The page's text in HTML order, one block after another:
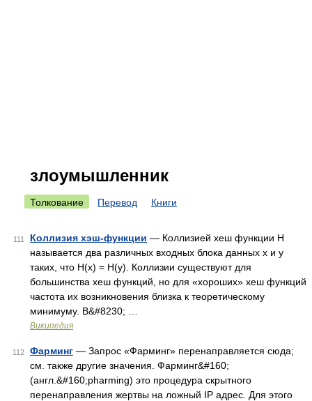
злоумышленник
Толкование Перевод Книги
111 Коллизия хэш-функции — Коллизией хеш функции H
называется два различных входных блока данных x и y
таких, что H(x) = H(y). Коллизии существуют для
большинства хеш функций, но для «хороших» хеш функций
частота их возникновения близка к теоретическому
минимуму. В&#8230; …
Википедия
112 Фарминг — Запрос «Фарминг» перенаправляется сюда;
см. также другие значения. Фарминг&#160;
(англ.&#160;pharming) это процедура скрытного
перенаправления жертвы на ложный IP адрес. Для этого